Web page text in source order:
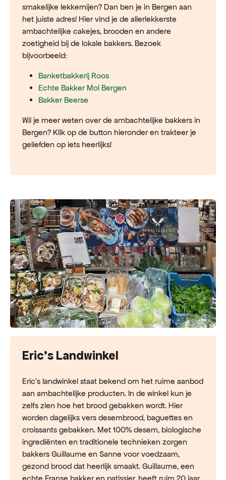
smakelijke lekkernijen? Dan ben je in Bergen aan
het juiste adres! Hier vind je de allerlekkerste
ambachtelijke cakejes, brooden en andere
zoetigheid bij de lokale bakkers. Bezoek
bijvoorbeeld:
Banketbakkerij Roos
Echte Bakker Mol Bergen
Bakker Beerse
Wil je meer weten over de ambachtelijke bakkers in
Bergen? Klik op de button hieronder en trakteer je
geliefden op iets heerlijks!
Eric's Landwinkel
Eric's landwinkel staat bekend om het ruime aanbod
aan ambachtelijke producten. In de winkel kun je
zelfs zien hoe het brood gebakken wordt. Hier
worden dagelijks vers desembrood, baguettes en
croissants gebakken. Met 100% desem, biologische
ingrediënten en traditionele technieken zorgen
bakkers Guillaume en Sanne voor voedzaam,
gezond brood dat heerlijk smaakt. Guillaume, een